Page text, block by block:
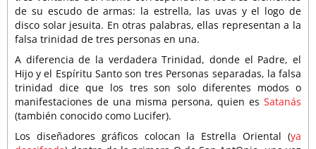
de su escudo de armas: la estrella, las uvas y el logo de
disco solar jesuita. En otras palabras, ellas representan a la
falsa trinidad de tres personas en una.
A diferencia de la verdadera Trinidad, donde el Padre, el
Hijo y el Espíritu Santo son tres Personas separadas, la falsa
trinidad dice que los tres son solo diferentes modos o
manifestaciones de una misma persona, quien es Satanás
(también conocido como Lucifer).
Los diseñadores gráficos colocan la Estrella Oriental (ya